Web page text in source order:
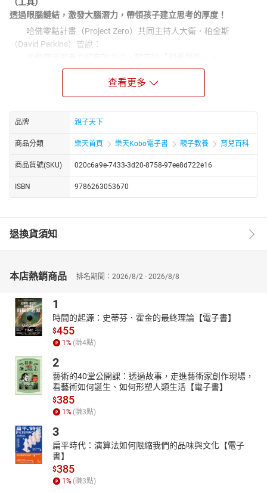
透過眼腦鏈結，激發大腦潛力，帶領孩子建立思考的厚度！
哈佛零點計畫（Project Zero）共同主持人大衛．柏金斯
（David Perkins）曾說：
賞識思維（Artful Thinking）如同思考的羅盤，
重點不在於藝術或繪畫技法，「大腦思考的路徑與方法」才是
面對人工智慧崛起的AI（Artificial Intelligence）時代，
孩子還需要另一種AI（Aesthetic Intelligence）──美學智能，
如同身體肌肉需要鍛練，腦袋的「思考肌肉」更需從小開始練
本書源起於美國國家藝廊攜手哈佛大學零點計畫「藝術的思
她期許自己以「賞識思維」思考系統的終身倡議者身分，持續
推動這套教學與思考模組。
現在，就跟著宜蓁老師名畫思考課的引導，鍛鍊你與孩子的
只要選定：一個思考稟性（目標），一條思考路徑（方法），
讓「看的教育」先於「聽的教育」，從1分鐘「深思熟慮」的觀
看開始，
透過觀看世界名畫，鍛鍊3～10歲孩童、甚至大人自己的思考肌
肉，並非遙不可及！
那麼，我們可以如何鍛鍊思考肌肉？
「賞識思維」已替我們歸納淬鍊出步驟清楚可行的目標與路
徑：
6大目標──觀察與描述、比較與連結、提問與探究、證據與推
理、找出複雜性、探索觀點──
述、創意性比較、多元視角、進入角色……
透過循序漸進、有方法步驟的對話與提問，就能鍛鍊大腦的思
考厚度！
譬如，以〈拾穗者之歸〉與〈拾穗〉兩幅畫作為例，便是鍛鍊
查看更多
品牌 親子天下
商品分類 樂天首頁 樂天Kobo電子書 親子教養 育兒百科
商品貨號(SKU) 020c6a9e-7433-3d20-8758-97ee8d722e16
ISBN 9786263053670
退換貨須知
本店熱銷商品 排名期間：2026/8/2 - 2026/8/8
1
時間的起源：史蒂芬．霍金的最終理論【電子書】
$455
1 % (賺4點)
2
藝術的40堂公開課：透過故事，走進藝術家創作現場，
看藝術如何誕生、如何形塑人類生活【電子書】
$385
1 % (賺3點)
3
扁平時代：演算法如何限縮我們的品味與文化【電子
書】
$385
1 % (賺3點)